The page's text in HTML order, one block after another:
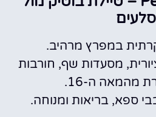
סלעים
במפרץ מרהיב.
מסעדות שף, חורבות
מהמאה ה-16.
ספא, בריאות ומנוחה.